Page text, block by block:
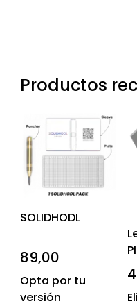
Productos
SOLIDHODL
89,00
Opta por tu
versión